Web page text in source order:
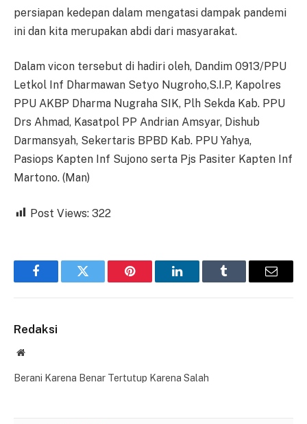
persiapan kedepan dalam mengatasi dampak pandemi
ini dan kita merupakan abdi dari masyarakat.
Dalam vicon tersebut di hadiri oleh, Dandim 0913/PPU
Letkol Inf Dharmawan Setyo Nugroho,S.I.P, Kapolres
PPU AKBP Dharma Nugraha SIK, Plh Sekda Kab. PPU
Drs Ahmad, Kasatpol PP Andrian Amsyar, Dishub
Darmansyah, Sekertaris BPBD Kab. PPU Yahya,
Pasiops Kapten Inf Sujono serta Pjs Pasiter Kapten Inf
Martono. (Man)
Post Views: 322
FacebookTwitter Pinterest LinkedInTumblr Email
Redaksi
Website
Berani Karena Benar Tertutup Karena Salah